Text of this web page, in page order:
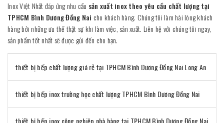
Inox Việt Nhất đáp ứng nhu cầu sản xuất inox theo yêu cầu chất lượng tại
TPHCM Bình Dương Đồng Nai cho khách hàng. Chúng tôi làm hài lòng khách
hàng bởi những ưu thế thật sự khi làm việc, sản xuất. Liên hệ với chúng tôi ngay,
sản phẩm tốt nhất sẽ được gửi đến cho bạn.
thiết bị bếp chất lượng giá rẻ tại TPHCM Bình Dương Đồng Nai Long An
thiết bị bếp inox trường học chất lượng TPHCM Bình Dương Đồng Nai